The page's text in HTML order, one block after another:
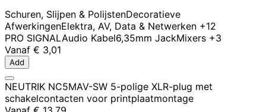
Schuren, Slijpen & PolijstenDecoratieve
AfwerkingenElektra, AV, Data & Netwerken +12
PRO SIGNALAudio Kabel6,35mm JackMixers +3
Vanaf € 3,01
Add
NEUTRIK NC5MAV-SW 5-polige XLR-plug met
schakelcontacten voor printplaatmontage